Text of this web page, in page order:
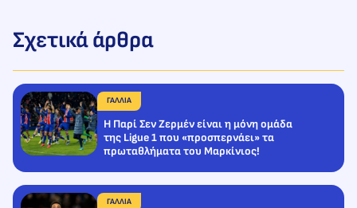
Σχετικά άρθρα
ΓΑΛΛΙΑ
H Παρί Σεν Ζερμέν είναι η μόνη ομάδα
της Ligue 1 που «προσπερνάει» τα
πρωταθλήματα του Μαρκίνιος!
ΓΑΛΛΙΑ